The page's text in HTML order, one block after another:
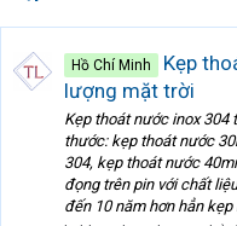
Hồ Chí Minh
Kẹp
lượng mặt trời
Kẹp thoát nước inox 304
thước: kẹp thoát nước
304, kẹp thoát nước
đọng trên pin với chất
đến 10 năm hơn hẳn kẹp